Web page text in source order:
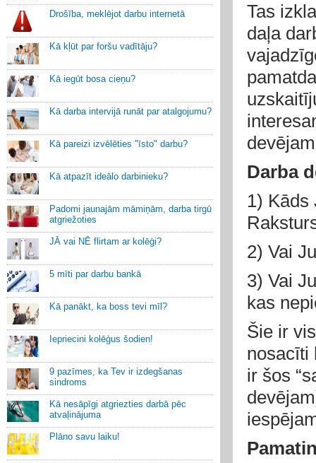
Drošība, meklējot darbu internetā
Kā kļūt par foršu vadītāju?
Kā iegūt bosa cieņu?
Kā darba intervijā runāt par atalgojumu?
Kā pareizi izvēlēties "īsto" darbu?
Kā atpazīt ideālo darbinieku?
Padomi jaunajām māmiņām, darba tirgū
atgriežoties
JĀ vai NĒ flirtam ar kolēģi?
5 mīti par darbu bankā
Kā panākt, ka boss tevi mīl?
Iepriecini kolēģus šodien!
9 pazīmes, ka Tev ir izdegšanas
sindroms
Kā nesāpīgi atgriezties darbā pēc
atvaļinājuma
Plāno savu laiku!
Tas
daļa
Darba
1) Kāds
2) Vai
3) Vai
kas
Šie ir
nosacīti
ir šos